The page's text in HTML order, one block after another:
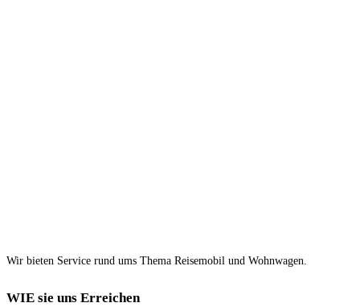
Wir bieten Service rund ums Thema Reisemobil und Wohnwagen.
WIE sie uns Erreichen